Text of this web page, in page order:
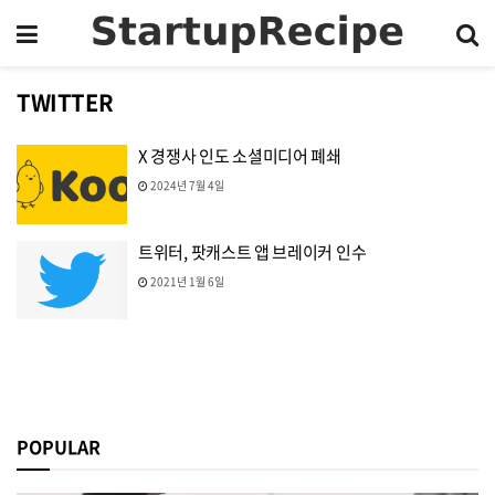
TWITTER
X 경쟁사 인도 소셜미디어 폐쇄
2024년 7월 4일
트위터, 팟캐스트 앱 브레이커 인수
2021년 1월 6일
POPULAR